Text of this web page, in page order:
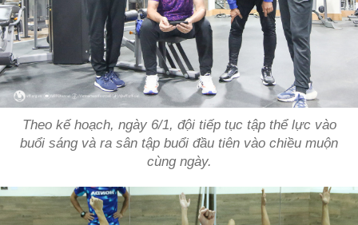
Theo kế hoạch, ngày 6/1, đội tiếp tục tập thể lực vào
buổi sáng và ra sân tập buổi đầu tiên vào chiều muộn
cùng ngày.